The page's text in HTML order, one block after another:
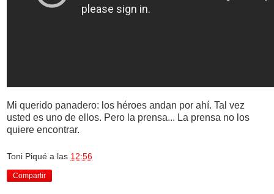
Mi querido panadero: los héroes andan por ahí. Tal vez
usted es uno de ellos. Pero la prensa... La prensa no los
quiere encontrar.
Toni Piqué a las 12:56
Compartir